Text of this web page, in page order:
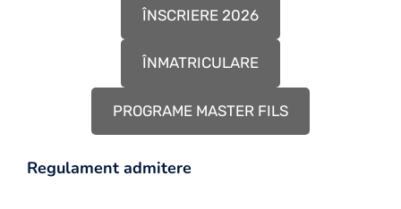
ÎNSCRIERE 2026
ÎNMATRICULARE
PROGRAME MASTER FILS
Regulament admitere